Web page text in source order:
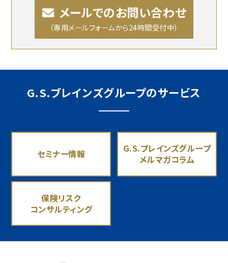
メールでのお問い合わせ
（専用メールフォームから24時間受付中）
G.S.ブレインズグループのサービス
セミナー情報
G.S.ブレインズグループ
メルマガコラム
保険リスク
コンサルティング